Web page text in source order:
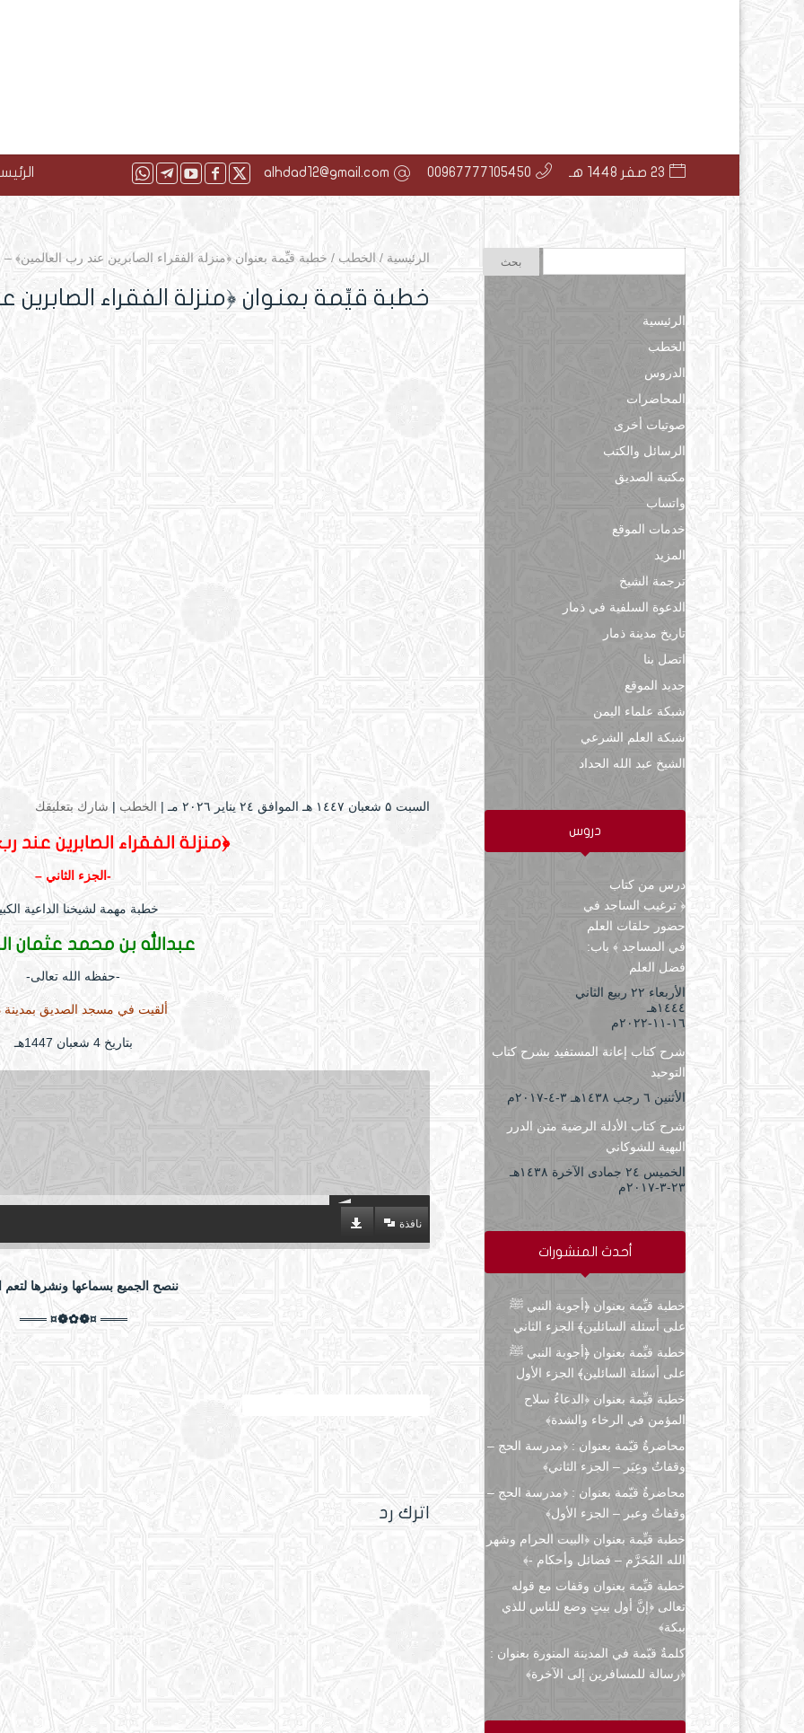
23 صفر 1448 هـ 00967777105450
alhdad12@gmail.com
الرئيسية / الخطب / خطبة قيِّمة بعنوان ﴿منزلة الفقراء الصابرين عند رب العالمين﴾ –
خطبة قيِّمة بعنوان ﴿منزلة الفقراء الصابرين
السبت ۵ شعبان ۱٤٤۷ هـ الموافق ۲٤ يناير ۲۰۲٦ مـ | الخطب | شارك بتعليقك
﴿منزلة الفقراء الصابرين عند
-الجزء الثاني –
خطبة مهمة لشيخنا الداعية
عبدالله بن محمد عثمان
-حفظه الله تعالى-
ألقيت في مسجد الصديق بمدينة
بتاريخ 4 شعبان 1447هـ
نافذة
ننصح الجميع بسماعها ونشرها لتعم
═══ ¤❁✿❁¤ ═══
اترك رد
الرئيسية
الخطب
الدروس
المحاضرات
صوتيات أخرى
الرسائل والكتب
مكتبة الصديق
واتساب
خدمات الموقع
المزيد
ترجمة الشيخ
الدعوة السلفية في ذمار
تاريخ مدينة ذمار
اتصل بنا
جديد الموقع
شبكة علماء اليمن
شبكة العلم الشرعي
الشيخ عبد الله الحداد
دروس
درس من كتاب
﴿ ترغيب الساجد في
حضور حلقات العلم
في المساجد ﴾ باب:
فضل العلم
الأربعاء ۲۲ ربيع الثاني
۱٤٤٤هـ
۱٦-۱۱-۲۰۲۲م
شرح كتاب إعانة المستفيد بشرح كتاب
التوحيد
الأثنين ٦ رجب ۱٤۳۸هـ ۳-٤-۲۰۱۷م
شرح كتاب الأدلة الرضية متن الدرر
البهية للشوكاني
الخميس ۲٤ جمادى الآخرة ۱٤۳۸هـ
۲۳-۳-۲۰۱۷م
أحدث المنشورات
خطبة قيِّمة بعنوان ﴿أجوبة النبي ﷺ
على أسئلة السائلين﴾ الجزء الثاني
خطبة قيِّمة بعنوان ﴿أجوبة النبي ﷺ
على أسئلة السائلين﴾ الجزء الأول
خطبة قيِّمة بعنوان ﴿الدعاءُ سلاح
المؤمن في الرخاء والشدة﴾
محاضرةٌ قيّمة بعنوان : ﴿مدرسة الحج –
وقفاتٌ وعِبَر – الجزء الثاني﴾
محاضرةٌ قيّمة بعنوان : ﴿مدرسة الحج –
وقفاتٌ وعبر – الجزء الأول﴾
خطبة قيِّمة بعنوان ﴿البيت الحرام وشهر
الله المُحَرَّم – فضائل وأحكام -﴾
خطبة قيِّمة بعنوان وقفات مع قوله
تعالى ﴿إنَّ أول بيتٍ وضع للناس للذي
ببكة﴾
كلمةٌ قيّمة في المدينة المنورة بعنوان :
﴿رسالة للمسافرين إلى الآخرة﴾